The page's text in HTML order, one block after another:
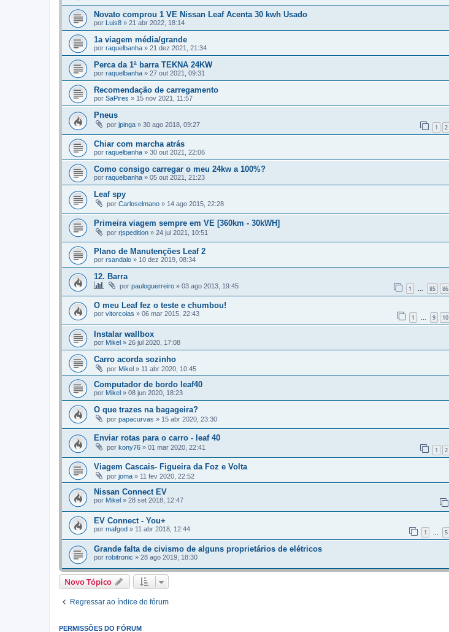
Novato comprou 1 VE Nissan Leaf Acenta 30 kwh Usado
por Luis8 » 21 abr 2022, 18:14
1a viagem média/grande
por raquelbanha » 21 dez 2021, 21:34
Perca da 1ª barra TEKNA 24KW
por raquelbanha » 27 out 2021, 09:31
Recomendação de carregamento
por SaPires » 15 nov 2021, 11:57
Pneus
por jpinga » 30 ago 2018, 09:27 1 2
Chiar com marcha atrás
por raquelbanha » 30 out 2021, 22:06
Como consigo carregar o meu 24kw a 100%?
por raquelbanha » 05 out 2021, 21:23
Leaf spy
por Carloselmano » 14 ago 2015, 22:28
Primeira viagem sempre em VE [360km - 30kWH]
por rjspedition » 24 jul 2021, 10:51
Plano de Manutenções Leaf 2
por rsandalo » 10 dez 2019, 08:34
12. Barra
por pauloguerreiro » 03 ago 2013, 19:45 1 ... 85 86
O meu Leaf fez o teste e chumbou!
por vitorcoias » 06 mar 2015, 22:43 1 ... 9 10
Instalar wallbox
por Mikel » 26 jul 2020, 17:08
Carro acorda sozinho
por Mikel » 11 abr 2020, 10:45
Computador de bordo leaf40
por Mikel » 08 jun 2020, 18:23
O que trazes na bagageira?
por papacurvas » 15 abr 2020, 23:30
Enviar rotas para o carro - leaf 40
por kony76 » 01 mar 2020, 22:41 1 2
Viagem Cascais- Figueira da Foz e Volta
por joma » 11 fev 2020, 22:52
Nissan Connect EV
por Mikel » 28 set 2018, 12:47
EV Connect - You+
por mafgod » 11 abr 2018, 12:44 1 5
Grande falta de civismo de alguns proprietários de elétricos
por robitronic » 28 ago 2019, 18:30
Novo Tópico
Regressar ao índice do fórum
PERMISSÕES DO FÓRUM